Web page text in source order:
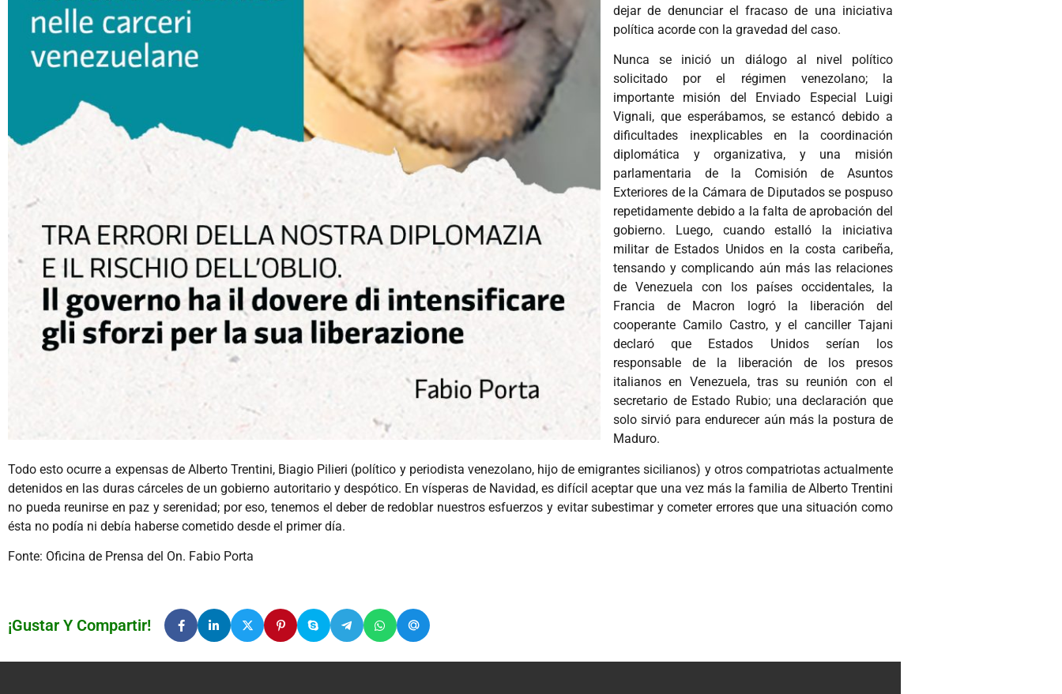
dejar de denunciar el fracaso de una iniciativa
política acorde con la gravedad del caso.
Nunca se inició un diálogo al nivel político
solicitado por el régimen venezolano; la
importante misión del Enviado Especial Luigi
Vignali, que esperábamos, se estancó debido a
dificultades inexplicables en la coordinación
diplomática y organizativa, y una misión
parlamentaria de la Comisión de Asuntos
Exteriores de la Cámara de Diputados se pospuso
repetidamente debido a la falta de aprobación del
gobierno. Luego, cuando estalló la iniciativa
militar de Estados Unidos en la costa caribeña,
tensando y complicando aún más las relaciones
de Venezuela con los países occidentales, la
Francia de Macron logró la liberación del
cooperante Camilo Castro, y el canciller Tajani
declaró que Estados Unidos serían los
responsable de la liberación de los presos
italianos en Venezuela, tras su reunión con el
secretario de Estado Rubio; una declaración que
solo sirvió para endurecer aún más la postura de
Maduro.
Todo esto ocurre a expensas de Alberto Trentini, Biagio Pilieri (político y periodista venezolano, hijo de emigrantes sicilianos) y otros compatriotas actualmente
detenidos en las duras cárceles de un gobierno autoritario y despótico. En vísperas de Navidad, es difícil aceptar que una vez más la familia de Alberto Trentini
no pueda reunirse en paz y serenidad; por eso, tenemos el deber de redoblar nuestros esfuerzos y evitar subestimar y cometer errores que una situación como
ésta no podía ni debía haberse cometido desde el primer día.
Fonte: Oficina de Prensa del On. Fabio Porta
¡Gustar Y Compartir!